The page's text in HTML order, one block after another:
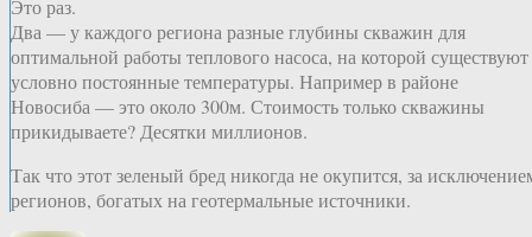
Это раз.
Два — у каждого региона разные глубины скважин для
оптимальной работы теплового насоса, на которой существуют
условно постоянные температуры. Например в районе
Новосиба — это около 300м. Стоимость только скважины
прикидываете? Десятки миллионов.
Так что этот зеленый бред никогда не окупится, за
регионов, богатых на геотермальные источники.